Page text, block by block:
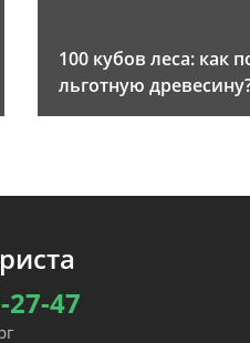
100 кубов леса: как
льготную
27-47